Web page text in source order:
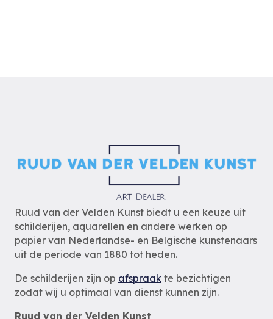
Ruud van der Velden Kunst biedt u een keuze uit
schilderijen, aquarellen en andere werken op
papier van Nederlandse- en Belgische kunstenaars
uit de periode van 1880 tot heden.
De schilderijen zijn op afspraak te bezichtigen
zodat wij u optimaal van dienst kunnen zijn.
Ruud van der Velden Kunst